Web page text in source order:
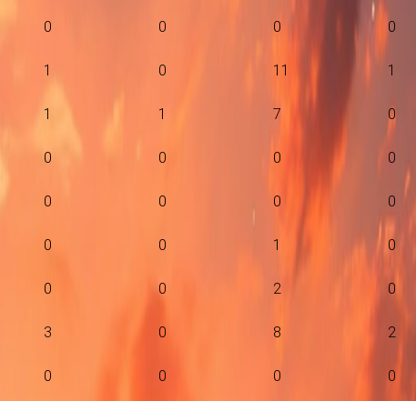
0 0 0 0
1 0 11 1
1 1 7 0
0 0 0 0
0 0 0 0
0 0 1 0
0 0 2 0
3 0 8 2
0 0 0 0